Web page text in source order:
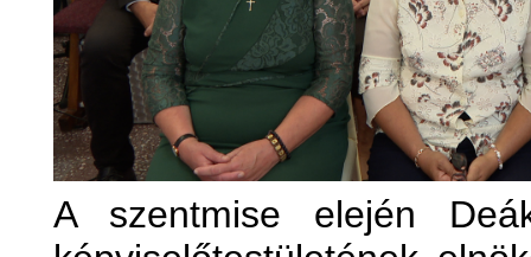
A szentmise elején